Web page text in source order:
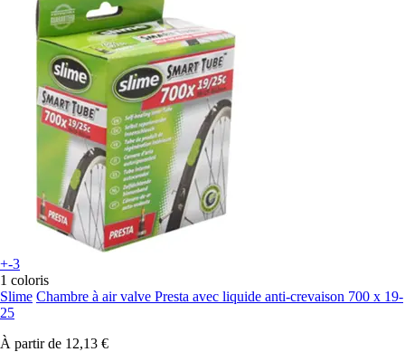
+-3
1 coloris
Slime Chambre à air valve Presta avec liquide anti-crevaison 700 x 19-
25
À partir de 12,13 €